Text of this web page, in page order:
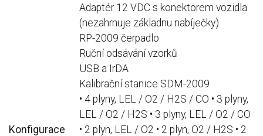
Adaptér 12 VDC s konektorem vozidla
(nezahrnuje základnu nabíječky)
RP-2009 čerpadlo
Ruční odsávání vzorků
USB a IrDA
Kalibrační stanice SDM-2009
Konfigurace
• 4 plyny, LEL / O2 / H2S / CO • 3 plyny,
LEL / O2 / H2S • 3 plyny, LEL / O2 / CO
• 2 plyn, LEL / O2 • 2 plyn, O2 / H2S • 2